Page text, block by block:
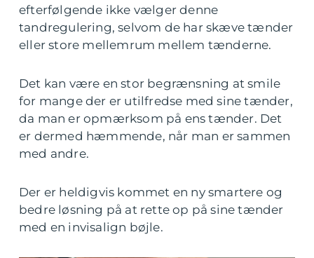
efterfølgende ikke vælger denne
tandregulering, selvom de har skæve tænder
eller store mellemrum mellem tænderne.
Det kan være en stor begrænsning at smile
for mange der er utilfredse med sine tænder,
da man er opmærksom på ens tænder. Det
er dermed hæmmende, når man er sammen
med andre.
Der er heldigvis kommet en ny smartere og
bedre løsning på at rette op på sine tænder
med en invisalign bøjle.